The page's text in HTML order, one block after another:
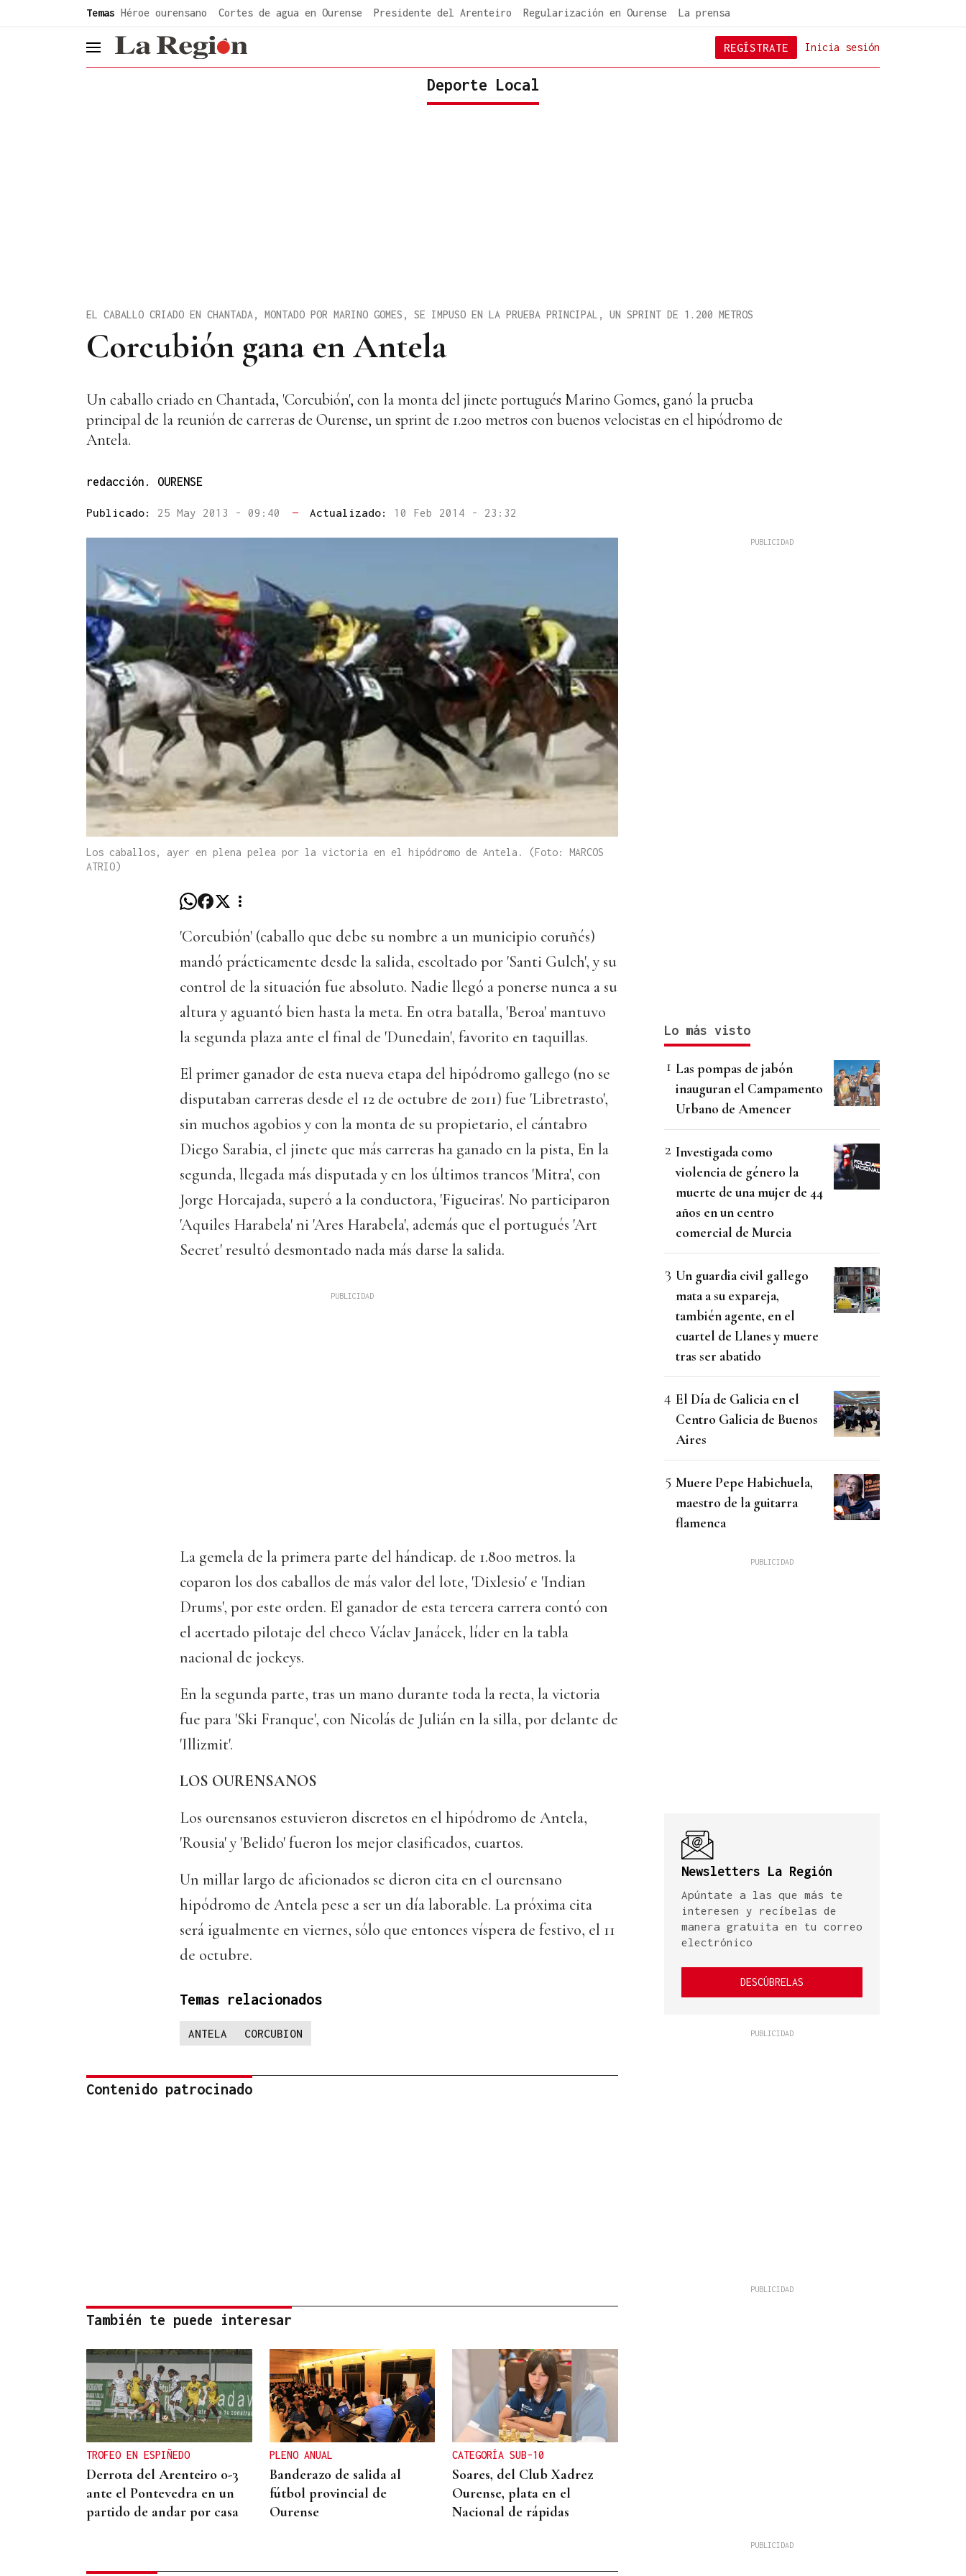
Temas Héroe ourensano Cortes de agua en Ourense Presidente del Arenteiro Regularización en Ourense La prensa
header.menu.open Inicia sesión
REGÍSTRATE
Deporte Local
Corcubión gana en Antela
EL CABALLO CRIADO EN CHANTADA, MONTADO POR MARINO GOMES, SE IMPUSO EN LA PRUEBA PRINCIPAL, UN SPRINT DE 1.200 METROS
Un caballo criado en Chantada, 'Corcubión', con la monta del jinete portugués Marino Gomes, ganó la prueba
principal de la reunión de carreras de Ourense, un sprint de 1.200 metros con buenos velocistas en el hipódromo de
Antela.
redacción. OURENSE
Publicado: 25 May 2013 - 09:40 — Actualizado: 10 Feb 2014 - 23:32
Los caballos, ayer en plena pelea por la victoria en el hipódromo de Antela. (Foto: MARCOS
ATRIO)
'Corcubión' (caballo que debe su nombre a un municipio coruñés)
mandó prácticamente desde la salida, escoltado por 'Santi Gulch', y su
control de la situación fue absoluto. Nadie llegó a ponerse nunca a su
altura y aguantó bien hasta la meta. En otra batalla, 'Beroa' mantuvo
la segunda plaza ante el final de 'Dunedain', favorito en taquillas.
El primer ganador de esta nueva etapa del hipódromo gallego (no se
disputaban carreras desde el 12 de octubre de 2011) fue 'Libretrasto',
sin muchos agobios y con la monta de su propietario, el cántabro
Diego Sarabia, el jinete que más carreras ha ganado en la pista, En la
segunda, llegada más disputada y en los últimos trancos 'Mitra', con
Jorge Horcajada, superó a la conductora, 'Figueiras'. No participaron
'Aquiles Harabela' ni 'Ares Harabela', además que el portugués 'Art
Secret' resultó desmontado nada más darse la salida.
La gemela de la primera parte del hándicap. de 1.800 metros. la
coparon los dos caballos de más valor del lote, 'Dixlesio' e 'Indian
Drums', por este orden. El ganador de esta tercera carrera contó con
el acertado pilotaje del checo Václav Janácek, líder en la tabla
nacional de jockeys.
En la segunda parte, tras un mano durante toda la recta, la victoria
fue para 'Ski Franque', con Nicolás de Julián en la silla, por delante de
'Illizmit'.
LOS OURENSANOS
Los ourensanos estuvieron discretos en el hipódromo de Antela,
'Rousia' y 'Belido' fueron los mejor clasificados, cuartos.
Un millar largo de aficionados se dieron cita en el ourensano
hipódromo de Antela pese a ser un día laborable. La próxima cita
será igualmente en viernes, sólo que entonces víspera de festivo, el 11
de octubre.
Temas relacionados
ANTELA CORCUBION
Contenido patrocinado
También te puede interesar
TROFEO EN ESPIÑEDO
Derrota del Arenteiro 0-3
ante el Pontevedra en un
partido de andar por casa
PLENO ANUAL
Banderazo de salida al
fútbol provincial de
Ourense
CATEGORÍA SUB-10
Soares, del Club Xadrez
Ourense, plata en el
Nacional de rápidas
Lo más visto
Las pompas de jabón
inauguran el Campamento
Urbano de Amencer
Investigada como
violencia de género la
muerte de una mujer de 44
años en un centro
comercial de Murcia
Un guardia civil gallego
mata a su expareja,
también agente, en el
cuartel de Llanes y muere
tras ser abatido
El Día de Galicia en el
Centro Galicia de Buenos
Aires
Muere Pepe Habichuela,
maestro de la guitarra
flamenca
Newsletters La Región
Apúntate a las que más te
interesen y recíbelas de
manera gratuita en tu correo
electrónico
DESCÚBRELAS